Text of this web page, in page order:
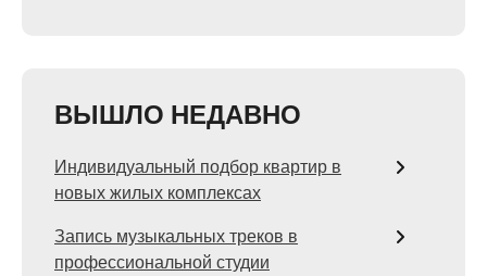
ВЫШЛО НЕДАВНО
Индивидуальный подбор квартир в
новых жилых комплексах
Запись музыкальных треков в
профессиональной студии